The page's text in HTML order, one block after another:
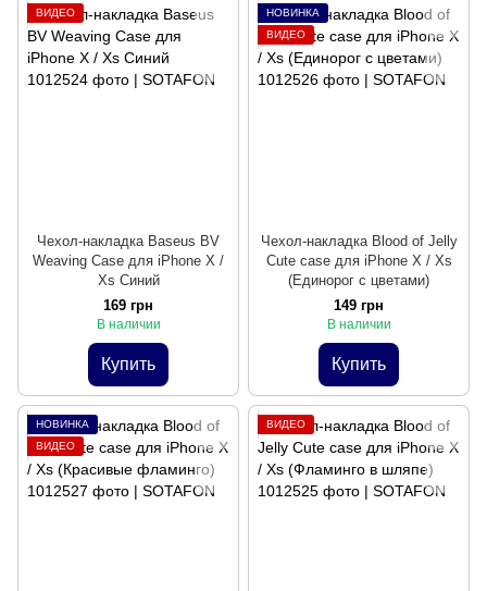
ВИДЕО
Чехол-накладка Baseus BV
Weaving Case для iPhone X /
Xs Синий
169 грн
В наличии
Купить
НОВИНКА
ВИДЕО
Чехол-накладка Blood of Jelly
Cute case для iPhone X / Xs
(Единорог с цветами)
149 грн
В наличии
Купить
НОВИНКА
ВИДЕО
ВИДЕО